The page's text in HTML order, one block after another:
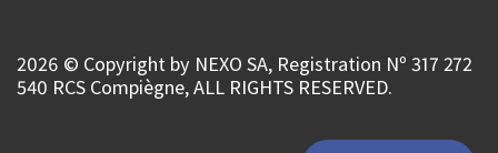
2026 © Copyright by NEXO SA, Registration Nº 317 272
540 RCS Compiègne, ALL RIGHTS RESERVED.